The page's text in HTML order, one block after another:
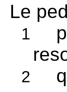
Le
1
2